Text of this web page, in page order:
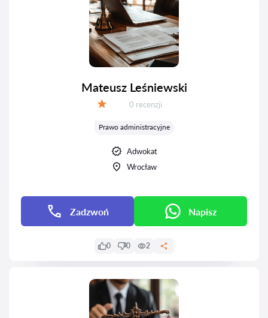
Mateusz Leśniewski
Recenzji:
0 recenzji
Prawo administracyjne
Adwokat
Wrocław
Zadzwoń Napisz
0 0 2